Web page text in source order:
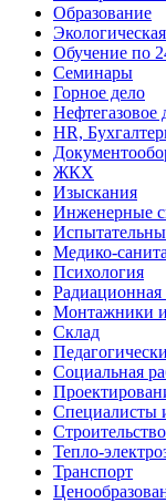
Образование
Обучение по
Семинары
Горное дело
Нефтегазовое
HR,
ЖКХ
Изыскания
Инженерные
Медико-
Психология
Радиационная
Монтажники и
Склад
Социальная
Специалисты
Строительство
Тепло-
Транспорт